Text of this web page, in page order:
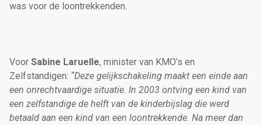
was voor de loontrekkenden.
Voor Sabine Laruelle, minister van KMO’s en
Zelfstandigen: “Deze gelijkschakeling maakt een einde aan
een onrechtvaardige situatie. In 2003 ontving een kind van
een zelfstandige de helft van de kinderbijslag die werd
betaald aan een kind van een loontrekkende. Na meer dan